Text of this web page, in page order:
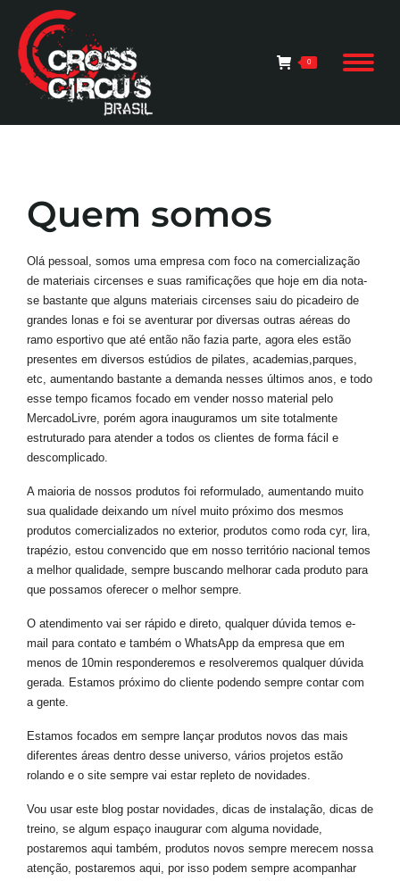
0
Quem somos
Olá pessoal, somos uma empresa com foco na comercialização
de materiais circenses e suas ramificações que hoje em dia nota-
se bastante que alguns materiais circenses saiu do picadeiro de
grandes lonas e foi se aventurar por diversas outras aéreas do
ramo esportivo que até então não fazia parte, agora eles estão
presentes em diversos estúdios de pilates, academias,parques,
etc, aumentando bastante a demanda nesses últimos anos, e todo
esse tempo ficamos focado em vender nosso material pelo
MercadoLivre, porém agora inauguramos um site totalmente
estruturado para atender a todos os clientes de forma fácil e
descomplicado.
A maioria de nossos produtos foi reformulado, aumentando muito
sua qualidade deixando um nível muito próximo dos mesmos
produtos comercializados no exterior, produtos como roda cyr, lira,
trapézio, estou convencido que em nosso território nacional temos
a melhor qualidade, sempre buscando melhorar cada produto para
que possamos oferecer o melhor sempre.
O atendimento vai ser rápido e direto, qualquer dúvida temos e-
mail para contato e também o WhatsApp da empresa que em
menos de 10min responderemos e resolveremos qualquer dúvida
gerada. Estamos próximo do cliente podendo sempre contar com
a gente.
Estamos focados em sempre lançar produtos novos das mais
diferentes áreas dentro desse universo, vários projetos estão
rolando e o site sempre vai estar repleto de novidades.
Vou usar este blog postar novidades, dicas de instalação, dicas de
treino, se algum espaço inaugurar com alguma novidade,
postaremos aqui também, produtos novos sempre merecem nossa
atenção, postaremos aqui, por isso podem sempre acompanhar